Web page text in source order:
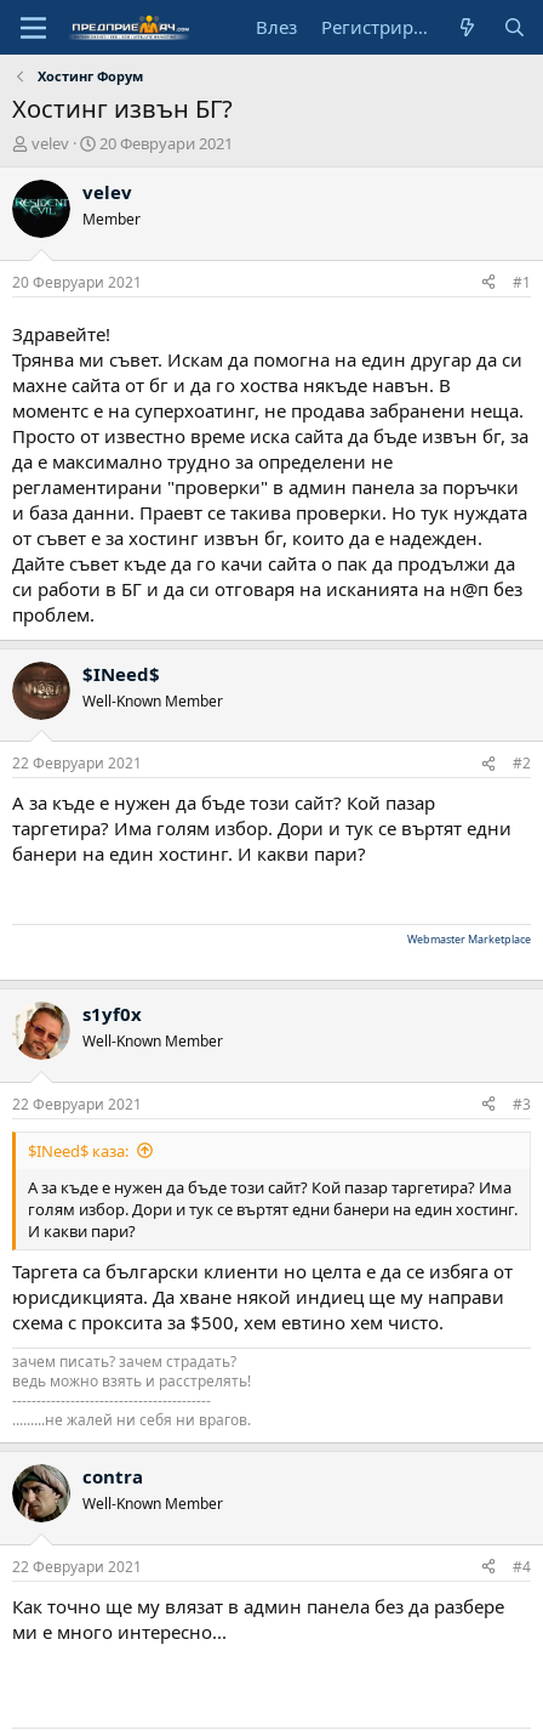
Влез Регистрирай се
Хостинг Форум
Хостинг извън БГ?
А
т
о
velev
Н
ч
л
д
т
а
20 Февруари 2021
velev
Member
20 Февруари 2021 #1
Здравейте!
Трянва ми съвет. Искам да помогна на един другар да си
махне сайта от бг и да го хоства някъде навън. В
моментс е на суперхоатинг, не продава забранени неща.
Просто от известно време иска сайта да бъде извън бг, за
да е максимално трудно за определени не
регламентирани "проверки" в админ панела за поръчки
и база данни. Праевт се такива проверки. Но тук нуждата
от съвет е за хостинг извън бг, които да е надежден.
Дайте съвет къде да го качи сайта о пак да продължи да
си работи в БГ и да си отговаря на исканията на н@п без
проблем.
$INeed$
Well-Known Member
22 Февруари 2021 #2
А за къде е нужен да бъде този сайт? Кой пазар
таргетира? Има голям избор. Дори и тук се въртят едни
банери на един хостинг. И какви пари?
Webmaster Marketplace
s1yf0x
Well-Known Member
22 Февруари 2021 #3
$INeed$ каза:
А за къде е нужен да бъде този сайт? Кой пазар таргетира? Има
голям избор. Дори и тук се въртят едни банери на един хостинг.
И какви пари?
Таргета са български клиенти но целта е да се избяга от
юрисдикцията. Да хване някой индиец ще му направи
схема с проксита за $500, хем евтино хем чисто.
зачем писать? зачем страдать?
ведь можно взять и расстрелять!
-----------------------------------------
.........не жалей ни себя ни врагов.
contra
Well-Known Member
22 Февруари 2021 #4
Как точно ще му влязат в админ панела без да разбере
ми е много интересно...